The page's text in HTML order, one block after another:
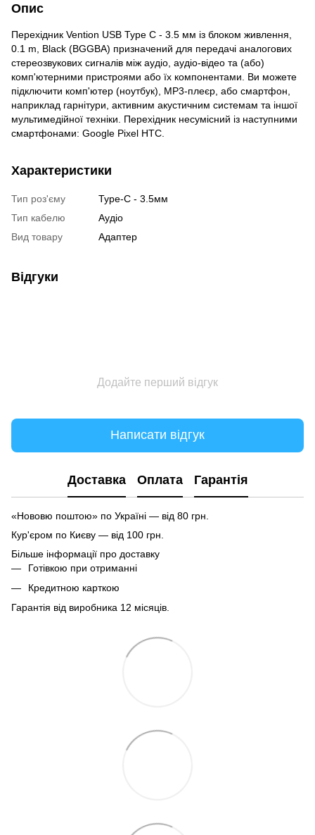
Опис
Перехідник Vention USB Type C - 3.5 мм із блоком живлення,
0.1 m, Black (BGGBA) призначений для передачі аналогових
стереозвукових сигналів між аудіо, аудіо-відео та (або)
комп'ютерними пристроями або їх компонентами. Ви можете
підключити комп'ютер (ноутбук), MP3-плеєр, або смартфон,
наприклад гарнітури, активним акустичним системам та іншої
мультимедійної техніки. Перехідник несумісний із наступними
смартфонами: Google Pixel HTC.
Характеристики
Тип роз'єму
Type-C - 3.5мм
Тип кабелю
Аудіо
Вид товару
Адаптер
Відгуки
Додайте перший відгук
Написати відгук
Доставка Оплата Гарантія
«Нововю поштою» по Україні — від 80 грн.
Кур'єром по Києву — від 100 грн.
Більше інформації про доставку
Готівкою при отриманні
Кредитною карткою
Гарантія від виробника 12 місяців.